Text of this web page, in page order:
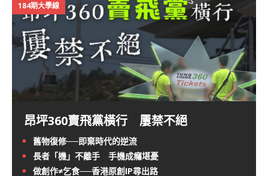
184期大學線
昂坪360賣飛黨橫行 屢禁不絕
舊物復修──即棄時代的逆流
長者「機」不離手 手機成癮堪憂
做創作≠乞食──香港原創IP尋出路